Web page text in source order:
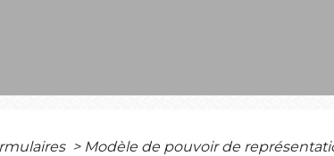
> Modèle de pouvoir de